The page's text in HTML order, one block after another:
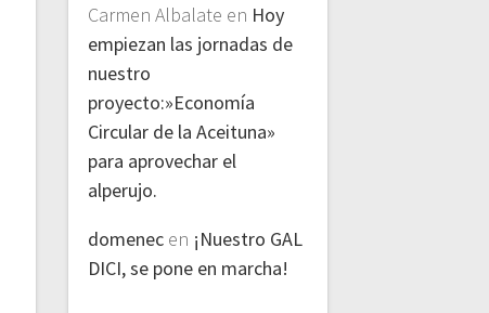
Carmen Albalate en Hoy
empiezan las jornadas de
nuestro
proyecto:»Economía
Circular de la Aceituna»
para aprovechar el
alperujo.
domenecen ¡Nuestro GAL
DICI, se pone en marcha!